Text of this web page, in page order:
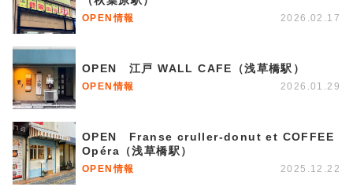
OPEN情報 2026.02.17
OPEN 江戸 WALL CAFE（浅草橋駅）
OPEN情報 2026.01.29
OPEN Franse cruller-donut et COFFEE
Opéra（浅草橋駅）
OPEN情報 2025.12.22